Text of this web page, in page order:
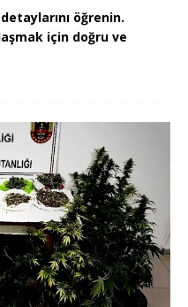
öğrenin.
için doğru ve